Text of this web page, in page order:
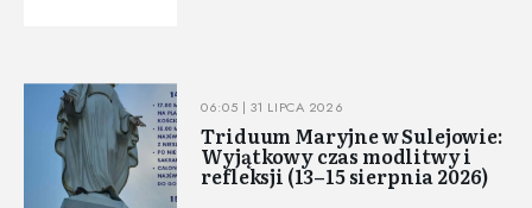
06:05 | 31 LIPCA 2026
Triduum Maryjne w Sulejowie:
Wyjątkowy czas modlitwy i
refleksji (13–15 sierpnia 2026)